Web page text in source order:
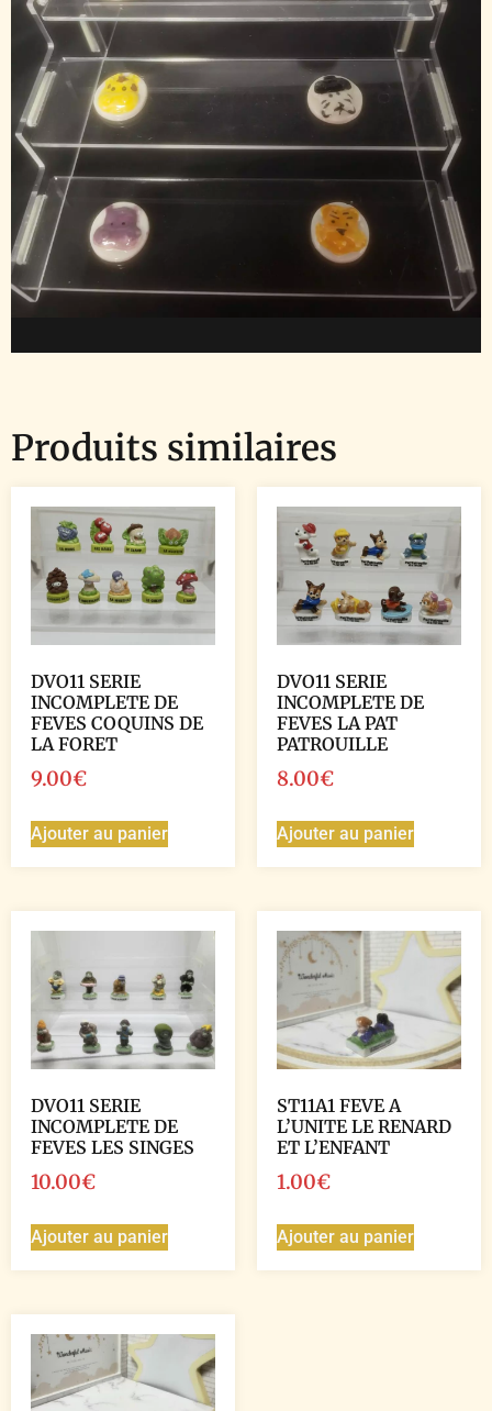
Produits similaires
DVO11 SERIE
INCOMPLETE DE
FEVES COQUINS DE
LA FORET
9.00€
Ajouter au panier
DVO11 SERIE
INCOMPLETE DE
FEVES LA PAT
PATROUILLE
8.00€
Ajouter au panier
DVO11 SERIE
INCOMPLETE DE
FEVES LES SINGES
10.00€
Ajouter au panier
ST11A1 FEVE A
L’UNITE LE RENARD
ET L’ENFANT
1.00€
Ajouter au panier